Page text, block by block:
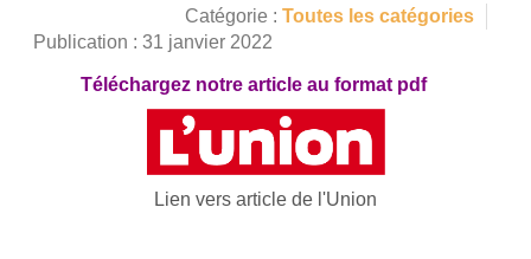
Catégorie : Toutes les catégories
Publication : 31 janvier 2022
Téléchargez notre article au format pdf
Lien vers article de l'Union